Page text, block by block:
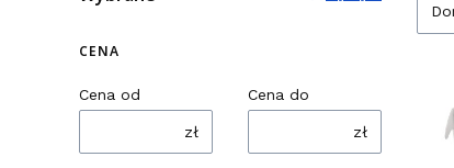
CENA
Cena od
zł
Cena do
zł